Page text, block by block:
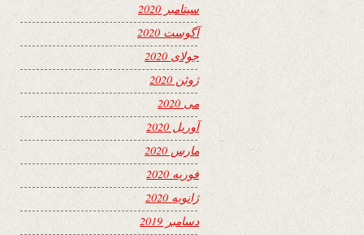
سپتامبر 2020
آگوست 2020
جولای 2020
ژوئن 2020
می 2020
آوریل 2020
مارس 2020
فوریه 2020
ژانویه 2020
دسامبر 2019